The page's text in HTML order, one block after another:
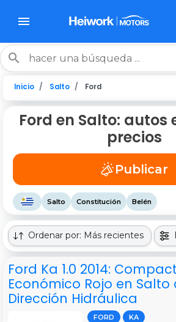
Inicio Salto Ford
Ford en Salto: autos
precios
Publicar
Salto Constitución Belén
Ordenar por: Más recientes
Ford Ka 1.0 2014:
Económico Rojo en Salto
Dirección Hidráulica
FORD KA